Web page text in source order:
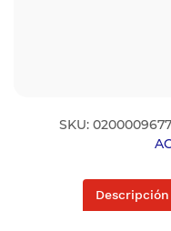
SKU: 0200009677
Descripción